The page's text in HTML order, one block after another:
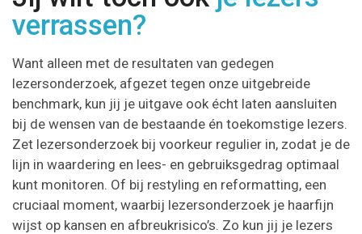
verrassen?
Want alleen met de resultaten van gedegen
lezersonderzoek, afgezet tegen onze uitgebreide
benchmark, kun jij je uitgave ook écht laten aansluiten
bij de wensen van de bestaande én toekomstige lezers.
Zet lezersonderzoek bij voorkeur regulier in, zodat je de
lijn in waardering en lees- en gebruiksgedrag optimaal
kunt monitoren. Of bij restyling en reformatting, een
cruciaal moment, waarbij lezersonderzoek je haarfijn
wijst op kansen en afbreukrisico’s. Zo kun jij je lezers